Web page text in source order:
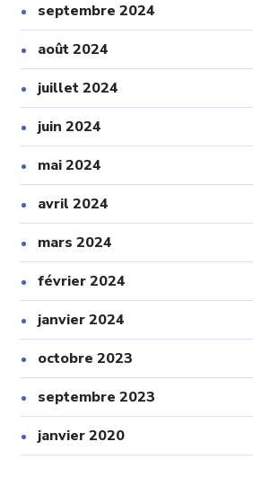
septembre 2024
août 2024
juillet 2024
juin 2024
mai 2024
avril 2024
mars 2024
février 2024
janvier 2024
octobre 2023
septembre 2023
janvier 2020